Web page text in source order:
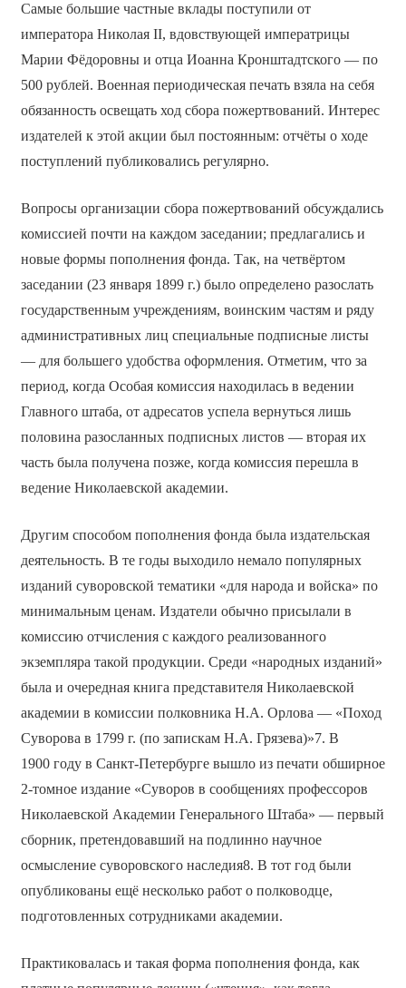
Самые большие частные вклады поступили от
императора Николая II, вдовствующей императрицы
Марии Фёдоровны и отца Иоанна Кронштадтского — по
500 рублей. Военная периодическая печать взяла на себя
обязанность освещать ход сбора пожертвований. Интерес
издателей к этой акции был постоянным: отчёты о ходе
поступлений публиковались регулярно.
Вопросы организации сбора пожертвований обсуждались
комиссией почти на каждом заседании; предлагались и
новые формы пополнения фонда. Так, на четвёртом
заседании (23 января 1899 г.) было определено разослать
государственным учреждениям, воинским частям и ряду
административных лиц специальные подписные листы
— для большего удобства оформления. Отметим, что за
период, когда Особая комиссия находилась в ведении
Главного штаба, от адресатов успела вернуться лишь
половина разосланных подписных листов — вторая их
часть была получена позже, когда комиссия перешла в
ведение Николаевской академии.
Другим способом пополнения фонда была издательская
деятельность. В те годы выходило немало популярных
изданий суворовской тематики «для народа и войска» по
минимальным ценам. Издатели обычно присылали в
комиссию отчисления с каждого реализованного
экземпляра такой продукции. Среди «народных изданий»
была и очередная книга представителя Николаевской
академии в комиссии полковника Н.А. Орлова — «Поход
Суворова в 1799 г. (по запискам Н.А. Грязева)»7. В
1900 году в Санкт-Петербурге вышло из печати обширное
2-томное издание «Суворов в сообщениях профессоров
Николаевской Академии Генерального Штаба» — первый
сборник, претендовавший на подлинно научное
осмысление суворовского наследия8. В тот год были
опубликованы ещё несколько работ о полководце,
подготовленных сотрудниками академии.
Практиковалась и такая форма пополнения фонда, как